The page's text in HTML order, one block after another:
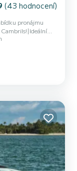
(43 hodnocení)
pronájmu
kapacitu 2
délkou 3,17
a 60 minut, aby
adrenalin z jízdy
jedinečné